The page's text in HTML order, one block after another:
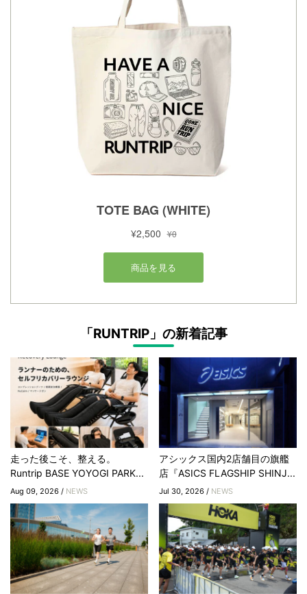
「RUNTRIP」の新着記事
走った後こそ、整える。
Runtrip BASE YOYOGI PARK...
Aug 09, 2026 / NEWS
アシックス国内2店舗目の旗艦
店『ASICS FLAGSHIP SHINJ...
Jul 30, 2026 / NEWS